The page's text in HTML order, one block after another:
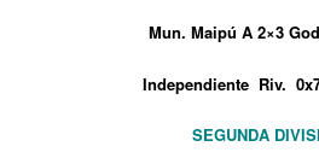
Mun. Maipú A 2×3
Independiente Riv.
SEGUNDA